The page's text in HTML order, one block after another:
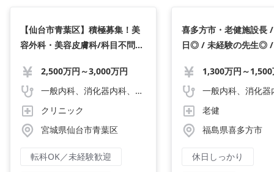
【仙台市青葉区】積極募集！美
容外科・美容皮膚科/科目不問・
日勤務可！/早期に症例数を経験
できます
2,500万円～3,000万円
一般内科、消化器内科、循環器内科、呼吸器内科、血液内科、心療内科、脳神経内科、内分泌内科、老人内科、一般外科、消化器外科、心臓外科、呼吸器外科、脳神経外科、整形外科、形成外科、リハビリテーション科、小児科、産婦人科、婦人科、精神科、眼科、耳鼻咽喉科、皮膚科、泌尿器科、放射線科、人工透析、麻酔科、美容外科、人間ドック・検診、その他
クリニック
宮城県仙台市青葉区
転科OK／未経験歓迎
喜多方市・老健施設長
日◎ / 未経験の先生◎ /
老健
福島県喜多方市
休日しっかり